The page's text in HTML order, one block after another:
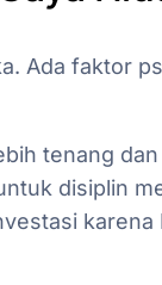
Ada faktor
tenang
disiplin